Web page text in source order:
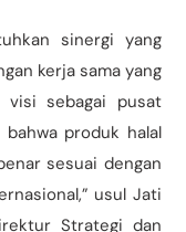
sinergi yang
kerja sama yang
visi sebagai pusat
produk halal
sesuai dengan
usul Jati
Strategi dan